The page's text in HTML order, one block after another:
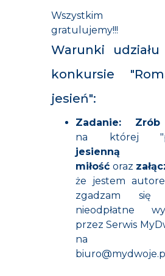
Wszystkim
gratulujemy!!!
Warunki
konkursie
jesień":
Zadanie:
Zrób
na której
jesienną
miłość oraz
że jestem
zgadzam
nieodpłatne
przez Serwis
na
biuro@mydwoje.pl